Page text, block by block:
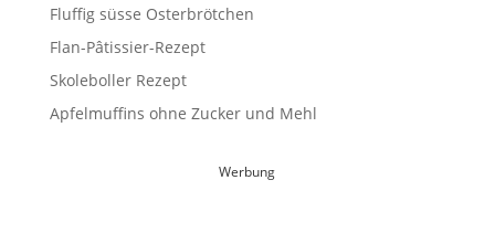
Fluffig süsse Osterbrötchen
Flan-Pâtissier-Rezept
Skoleboller Rezept
Apfelmuffins ohne Zucker und Mehl
Werbung